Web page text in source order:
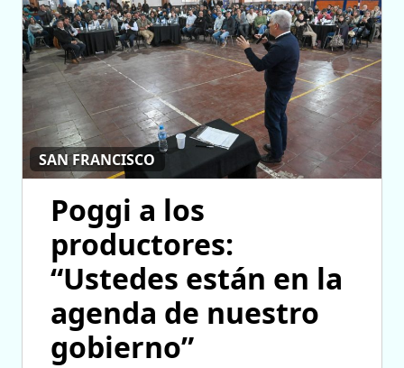
SAN FRANCISCO
Poggi a los
productores:
“Ustedes están en la
agenda de nuestro
gobierno”